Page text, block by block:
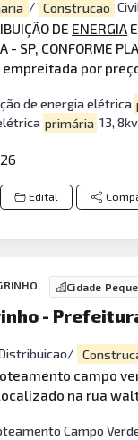
/ Construcao
DE ENERGIA
- SP,
por
de energia elétrica
primária 13,
Edital
Cidade
-
campo
na rua
Campo